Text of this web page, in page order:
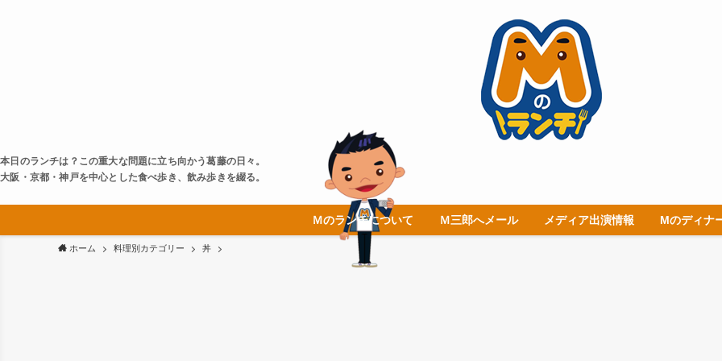
本日のランチは？この重大な問題に立ち向かう葛藤の日々。
大阪・京都・神戸を中心とした食べ歩き、飲み歩きを綴る。
Ｍのランチについて Ｍ三郎へメール メディア出演情報 Mのディナ
ホーム 料理別カテゴリー 丼